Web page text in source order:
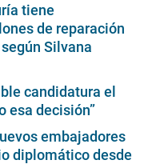
tiene
de reparación
Silvana
candidatura el
esa decisión”
embajadores
diplomático desde